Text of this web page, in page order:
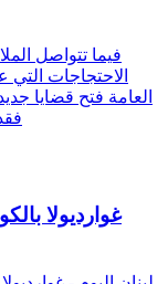
فيما تتواصل
الاحتجاجات التي
العامة فتح قضايا
غوارديولا